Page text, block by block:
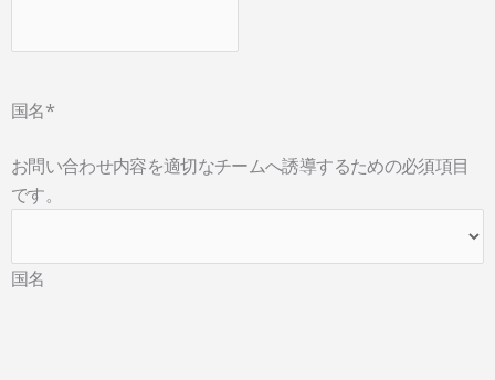
国名*
お問い合わせ内容を適切なチームへ誘導するための必須項目
です。
国名